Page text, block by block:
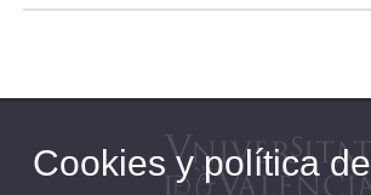
Cookies y política de